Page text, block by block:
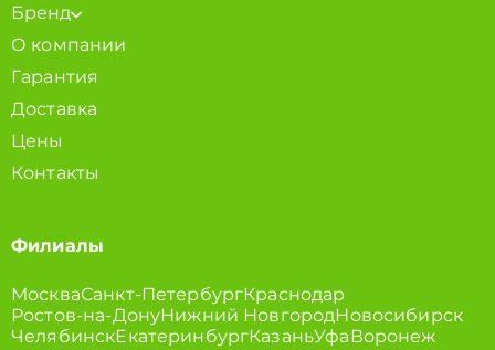
Бренд
О компании
Гарантия
Доставка
Цены
Контакты
Филиалы
МоскваСанкт-ПетербургКраснодар
Ростов-на-ДонуНижний НовгородНовосибирск
ЧелябинскЕкатеринбургКазаньУфаВоронеж